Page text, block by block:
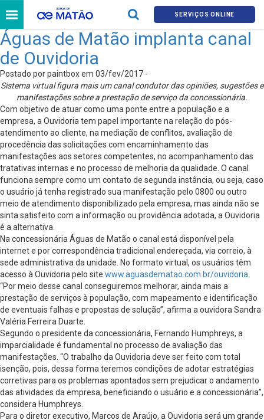
SERVIÇOS ONLINE
Águas de Matão implanta canal
de Ouvidoria
Postado por paintbox em 03/fev/2017 -
Sistema virtual figura mais um canal condutor das opiniões, sugestões e
manifestações sobre a prestação de serviço da concessionária.
Com objetivo de atuar como uma ponte entre a população e a
empresa, a Ouvidoria tem papel importante na relação do pós-
atendimento ao cliente, na mediação de conflitos, avaliação de
procedência das solicitações com encaminhamento das
manifestações aos setores competentes, no acompanhamento das
tratativas internas e no processo de melhoria da qualidade. O canal
funciona sempre como um contato de segunda instância, ou seja, caso
o usuário já tenha registrado sua manifestação pelo 0800 ou outro
meio de atendimento disponibilizado pela empresa, mas ainda não se
sinta satisfeito com a informação ou providência adotada, a Ouvidoria
é a alternativa.
Na concessionária Águas de Matão o canal está disponível pela
internet e por correspondência tradicional endereçada, via correio, à
sede administrativa da unidade. No formato virtual, os usuários têm
acesso à Ouvidoria pelo site www.aguasdematao.com.br/ouvidoria
“Por meio desse canal conseguiremos melhorar, ainda mais a
prestação de serviços à população, com mapeamento e identificação
de eventuais falhas e propostas de solução”, afirma a ouvidora Sandra
Valéria Ferreira Duarte.
Segundo o presidente da concessionária, Fernando Humphreys, a
imparcialidade é fundamental no processo de avaliação das
manifestações. “O trabalho da Ouvidoria deve ser feito com total
isenção, pois, dessa forma teremos condições de adotar estratégias
corretivas para os problemas apontados sem prejudicar o andamento
das atividades da empresa, beneficiando o usuário e a concessionária”,
considera Humphreys.
Para o diretor executivo, Marcos de Araújo, a Ouvidoria será um grande